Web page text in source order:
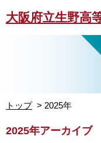
大阪府立生野高
トップ 2025年
2025年アーカイブ